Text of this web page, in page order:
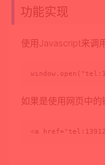
功能实现
使用Javascript来调
如果是使用网页中的
<a